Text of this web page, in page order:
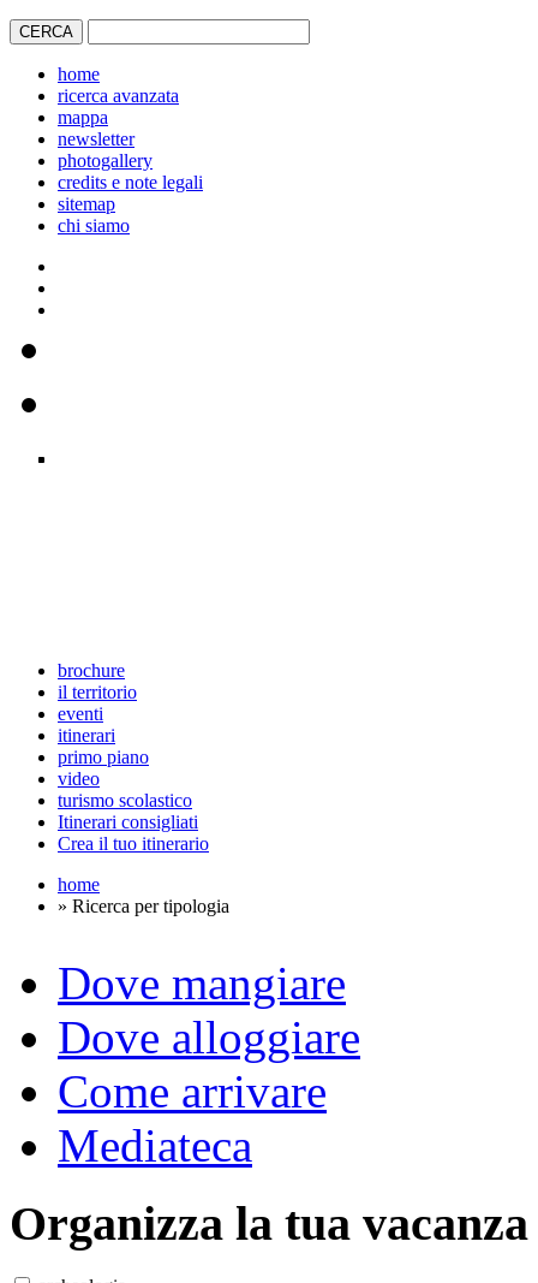
home
ricerca avanzata
mappa
newsletter
photogallery
credits e note legali
sitemap
chi siamo
brochure
il territorio
eventi
itinerari
primo piano
video
turismo scolastico
Itinerari consigliati
Crea il tuo itinerario
home
» Ricerca per tipologia
Dove mangiare
Dove alloggiare
Come arrivare
Mediateca
Organizza la tua vacanza